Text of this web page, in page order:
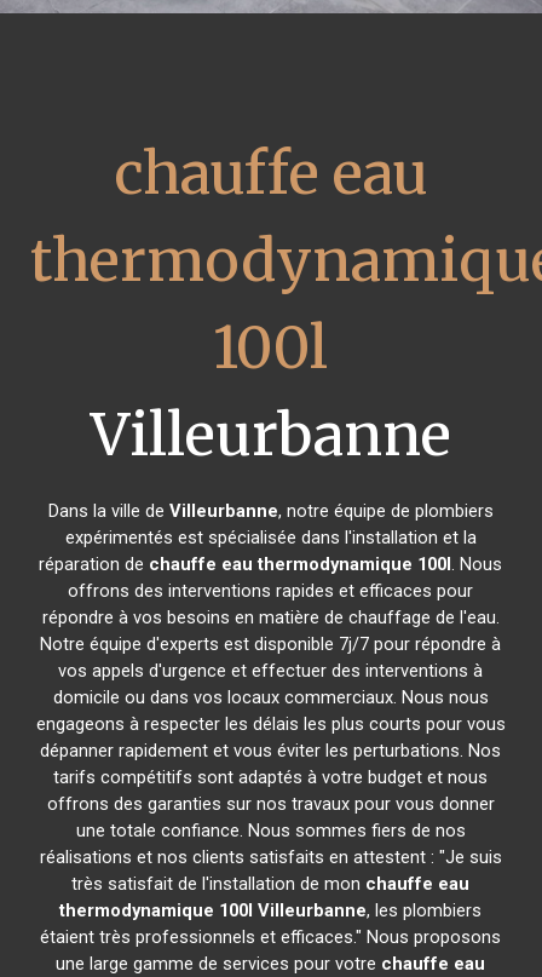
chauffe eau
100l
Villeurbanne
Dans la ville de Villeurbanne, notre équipe de plombiers
expérimentés est spécialisée dans l'installation et la
réparation de chauffe eau thermodynamique 100l. Nous
offrons des interventions rapides et efficaces pour
répondre à vos besoins en matière de chauffage de l'eau.
Notre équipe d'experts est disponible 7j/7 pour répondre à
vos appels d'urgence et effectuer des interventions à
domicile ou dans vos locaux commerciaux. Nous nous
engageons à respecter les délais les plus courts pour vous
dépanner rapidement et vous éviter les perturbations. Nos
tarifs compétitifs sont adaptés à votre budget et nous
offrons des garanties sur nos travaux pour vous donner
une totale confiance. Nous sommes fiers de nos
réalisations et nos clients satisfaits en attestent : "Je suis
très satisfait de l'installation de mon chauffe eau
thermodynamique 100l Villeurbanne, les plombiers
étaient très professionnels et efficaces." Nous proposons
une large gamme de services pour votre chauffe eau